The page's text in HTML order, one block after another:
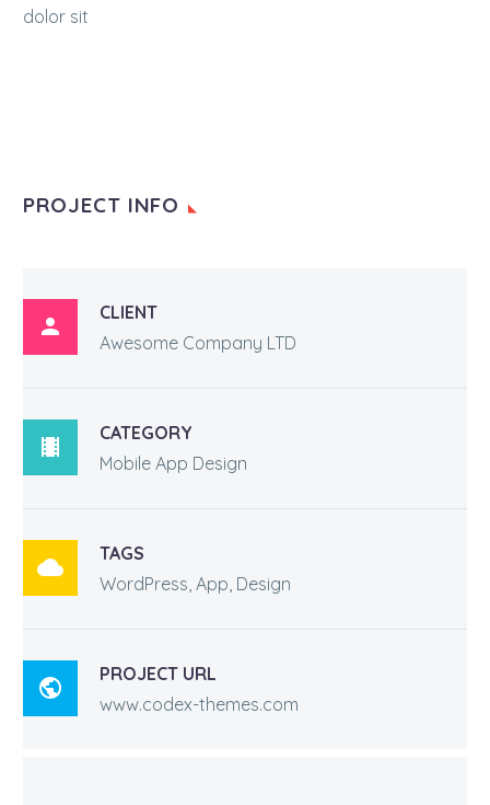
dolor sit
PROJECT INFO

CLIENT
Awesome Company LTD

CATEGORY
Mobile App Design

TAGS
WordPress, App, Design

PROJECT URL
www.codex-themes.com